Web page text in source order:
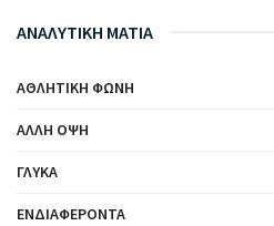
ΑΝΑΛΥΤΙΚΗ ΜΑΤΙΑ
ΑΘΛΗΤΙΚΉ ΦΩΝΉ
ΆΛΛΗ ΌΨΗ
ΓΛΥΚΆ
ΕΝΔΙΑΦΈΡΟΝΤΑ